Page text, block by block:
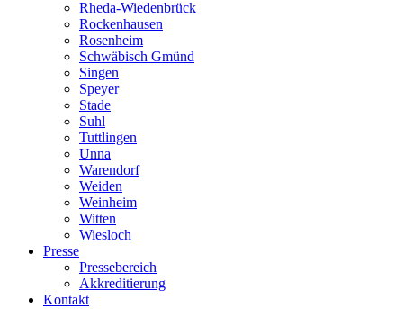
Rheda-Wiedenbrück
Rockenhausen
Rosenheim
Schwäbisch Gmünd
Singen
Speyer
Stade
Suhl
Tuttlingen
Unna
Warendorf
Weiden
Weinheim
Witten
Wiesloch
Presse
Pressebereich
Akkreditierung
Kontakt